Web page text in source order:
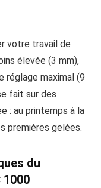
votre travail de
élevée (3 mm),
réglage maximal (9
fait sur des
: au printemps à la
premières gelées.
du